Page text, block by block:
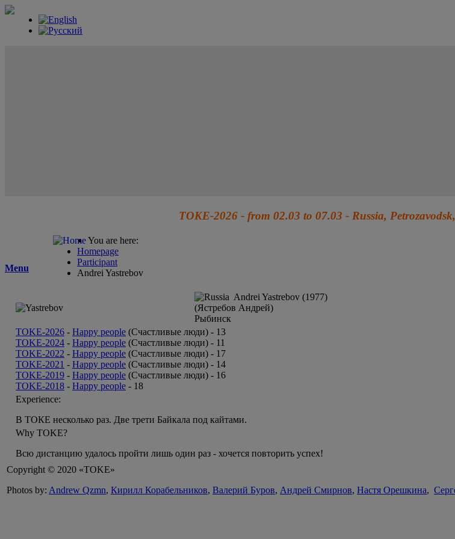
TOKE-2026 - from 02.03 to 07.03 - Russia,
Menu
You are here:
Homepage
Participant
Andrei Yastrebov
Andrei Yastrebov (1977)
(Ястребов Андрей)
Рыбинск
TOKE-2026 - Happy people (Счастливые люди) - 13
TOKE-2024 - Happy people (Счастливые люди) - 11
TOKE-2022 - Happy people (Счастливые люди) - 17
TOKE-2021 - Happy people (Счастливые люди) - 14
TOKE-2019 - Happy people (Счастливые люди) - 16
TOKE-2018 - Happy people - 18
Experience:
В ТОКЕ несколько раз. Две трети Байкала под кайтами.
Why TOKE?
Всю дистанцию удалось пройти лишь один раз - хочется повторить успех!
Copyright © 2020 «TOKE»
Photos by: Andrew Qzmn, Кирилл Корабельников, Валерий Буров, Андрей Смирнов, Настя Орешкина,